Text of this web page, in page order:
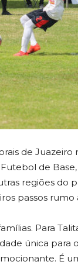
de Juazeiro
de
regiões do
passos
Para
única para
É